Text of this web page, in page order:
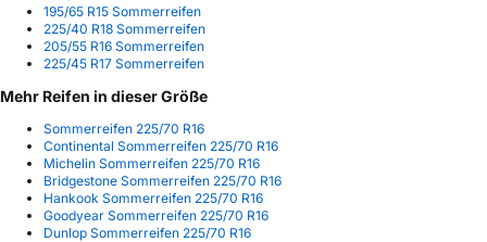
195/65 R15 Sommerreifen
225/40 R18 Sommerreifen
205/55 R16 Sommerreifen
225/45 R17 Sommerreifen
Mehr Reifen in dieser Größe
Sommerreifen 225/70 R16
Continental Sommerreifen 225/70 R16
Michelin Sommerreifen 225/70 R16
Bridgestone Sommerreifen 225/70 R16
Hankook Sommerreifen 225/70 R16
Goodyear Sommerreifen 225/70 R16
Dunlop Sommerreifen 225/70 R16